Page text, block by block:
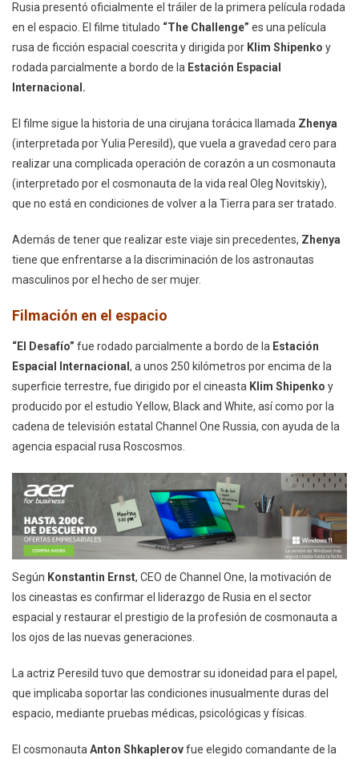
Rusia presentó oficialmente el tráiler de la primera película rodada
en el espacio. El filme titulado “The Challenge” es una película
rusa de ficción espacial coescrita y dirigida por Klim Shipenko y
rodada parcialmente a bordo de la Estación Espacial
Internacional.
El filme sigue la historia de una cirujana torácica llamada Zhenya
(interpretada por Yulia Peresild), que vuela a gravedad cero para
realizar una complicada operación de corazón a un cosmonauta
(interpretado por el cosmonauta de la vida real Oleg Novitskiy),
que no está en condiciones de volver a la Tierra para ser tratado.
Además de tener que realizar este viaje sin precedentes, Zhenya
tiene que enfrentarse a la discriminación de los astronautas
masculinos por el hecho de ser mujer.
Filmación en el espacio
“El Desafío” fue rodado parcialmente a bordo de la Estación
Espacial Internacional , a unos 250 kilómetros por encima de la
superficie terrestre, fue dirigido por el cineasta Klim Shipenko y
producido por el estudio Yellow, Black and White, así como por la
cadena de televisión estatal Channel One Russia, con ayuda de la
agencia espacial rusa Roscosmos.
Según Konstantin Ernst, CEO de Channel One, la motivación de
los cineastas es confirmar el liderazgo de Rusia en el sector
espacial y restaurar el prestigio de la profesión de cosmonauta a
los ojos de las nuevas generaciones.
La actriz Peresild tuvo que demostrar su idoneidad para el papel,
que implicaba soportar las condiciones inusualmente duras del
espacio, mediante pruebas médicas, psicológicas y físicas.
El cosmonauta Anton Shkaplerovfue elegido comandante de la